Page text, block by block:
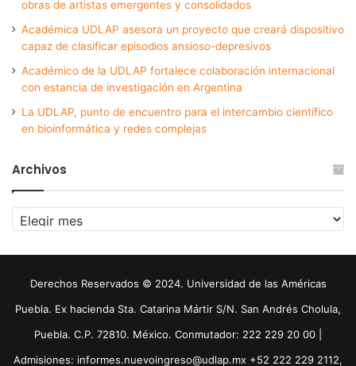
obras de artistas emergentes y consolidados
Académica UDLAP asesora un proyecto que creará dispositivo
capaz de clasificar episodios ansioso-depresivos
Académico de la UDLAP fortalece colaboración internacional
con estancia de investigación en Argentina
La UDLAP, punto de encuentro para el intercambio científico
en bioinformática y redes complejas
Archivos
Archivos
Derechos Reservados © 2024. Universidad de las Américas
Puebla. Ex hacienda Sta. Catarina Mártir S/N. San Andrés Cholula,
Puebla. C.P. 72810. México. Conmutador: 222 229 20 00 |
Admisiones: informes.nuevoingreso@udlap.mx +52 222 229 2112,